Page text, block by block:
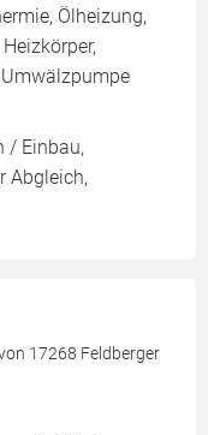
Ölheizung,
/ Einbau,
Abgleich,
17268 Feldberger